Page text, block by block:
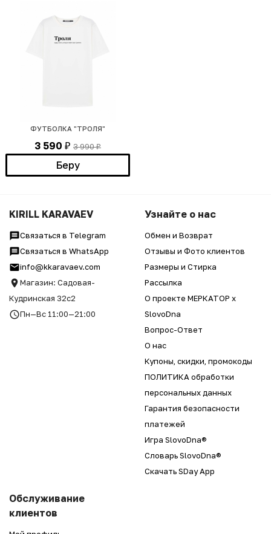
ФУТБОЛКА "ТРОЛЯ"
3 590 ₽ 3 990₽
Беру
KIRILL KARAVAEV
Связаться в Telegram
Связаться в WhatsApp
info@kkaravaev.com
Магазин: Садовая-
Кудринская 32с2
Пн—Вс 11:00—21:00
Узнайте о нас
Обмен и Возврат
Отзывы и Фото клиентов
Размеры и Стирка
Рассылка
О проекте МЕРКАТОР x
SlovoDna
Вопрос-Ответ
О нас
Купоны, скидки, промокоды
ПОЛИТИКА обработки
персональных данных
Гарантия безопасности
платежей
Игра SlovoDna®
Словарь SlovoDna®
Скачать SDay App
Обслуживание
клиентов